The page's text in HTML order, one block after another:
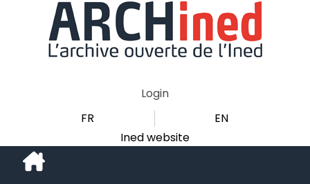
Login
FR
EN
Ined website